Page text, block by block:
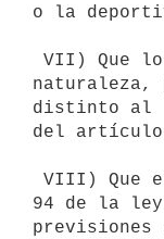
o la
naturaleza,
distinto al
del artículo
94 de la ley
previsiones